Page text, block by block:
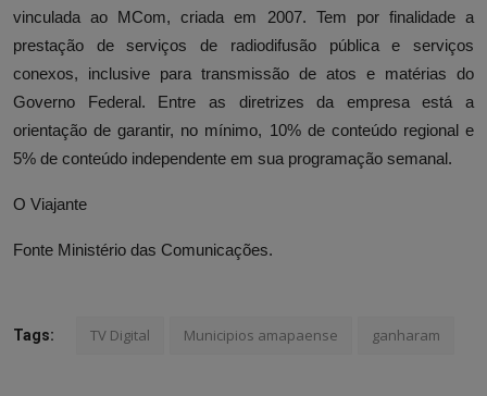
vinculada ao MCom, criada em 2007. Tem por finalidade a
prestação de serviços de radiodifusão pública e serviços
conexos, inclusive para transmissão de atos e matérias do
Governo Federal. Entre as diretrizes da empresa está a
orientação de garantir, no mínimo, 10% de conteúdo regional e
5% de conteúdo independente em sua programação semanal.
O Viajante
Fonte Ministério das Comunicações.
Tags: TV Digital Municipios amapaense ganharam